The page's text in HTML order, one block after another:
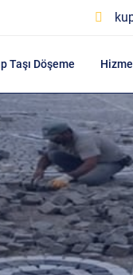
Taşı Döşeme